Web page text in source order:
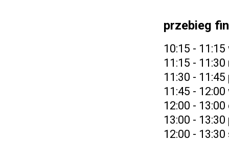
przebieg
10:15 -
11:15 -
11:30 -
11:45 -
12:00 -
13:00 -
12:00 -